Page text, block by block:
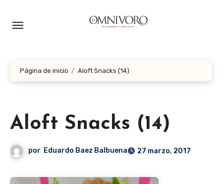
Página de inicio Aloft Snacks (14)
Aloft Snacks (14)
por Eduardo Baez Balbuena 27 marzo, 2017